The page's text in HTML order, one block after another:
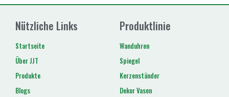
Nützliche Links
Startseite
Über JJT
Produkte
Blogs
Produktlinie
Wanduhren
Spiegel
Kerzenständer
Dekor Vasen